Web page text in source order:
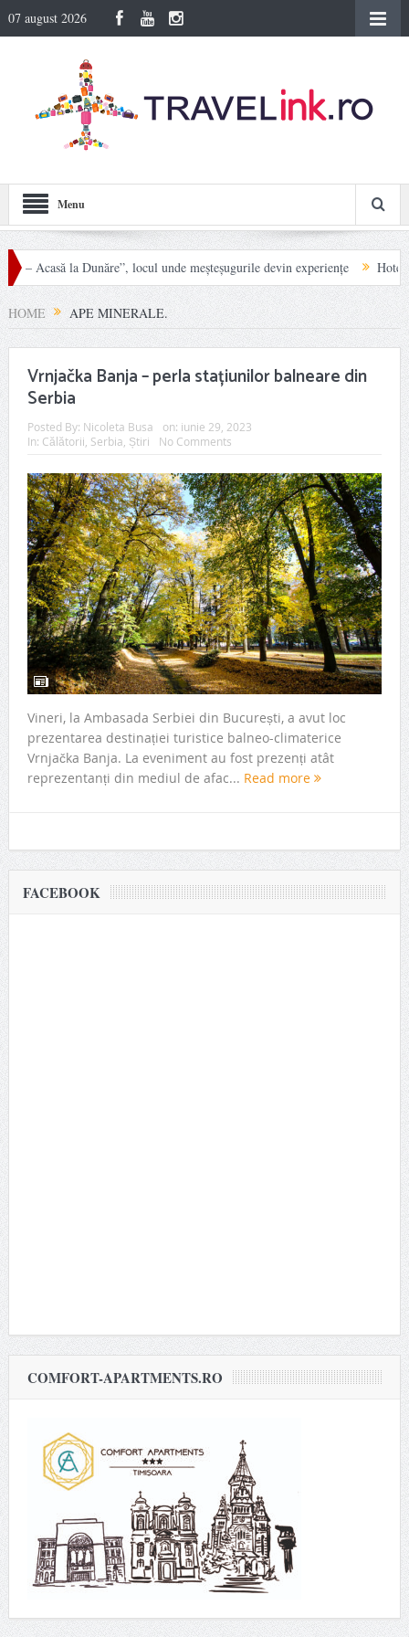
07 august 2026
Menu
la Dunăre”, locul unde meșteșugurile devin experiențe
Hotel
Munții Rodnei
HOME APE MINERALE.
Vrnjačka Banja – perla stațiunilor balneare din
Serbia
Posted By: Nicoleta Busa on: iunie 29, 2023
In: Călătorii, Serbia, Știri No Comments
Vineri, la Ambasada Serbiei din București, a avut loc
prezentarea destinației turistice balneo-climaterice
Vrnjačka Banja. La eveniment au fost prezenți atât
reprezentanți din mediul de afac... Read more
FACEBOOK
COMFORT-APARTMENTS.RO